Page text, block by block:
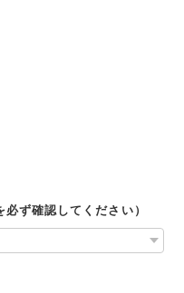
ず確認してください）